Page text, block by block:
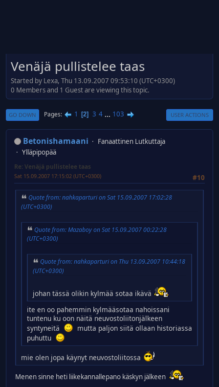
Venäjä pullistelee taas
Started by Lexa, Thu 13.09.2007 09:53:10 (UTC+0300)
0 Members and 1 Guest are viewing this topic.
GO DOWN Pages 1 2 3 4 ... 103 USER ACTIONS
Betonishamaani
Fanaattinen Lutkuttaja
Ylläpipopää
Re: Venäjä pullistelee taas
#10
Sat 15.09.2007 17:15:02 (UTC+0300)
Quote from: nahkaparturi on Sat 15.09.2007 17:02:28
(UTC+0300)
Quote from: Mazaboy on Sat 15.09.2007 00:22:28
(UTC+0300)
Quote from: nahkaparturi on Thu 13.09.2007 10:44:18
(UTC+0300)
johan tässä olikin kylmää sotaa ikävä
ite en oo pahemmin kylmääsotaa nahoissani
tuntenu ku oon näitä neuvostoliitonjälkeen
syntyneitä
mutta paljon siitä ollaan historiassa
puhuttu
mie olen jopa käynyt neuvostoliitossa
Menen sinne heti liikekannallepano käskyn jälkeen